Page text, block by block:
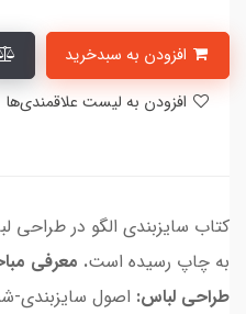
کتاب سایزبندی الگو در طراحی
به چاپ رسیده است. معرفی
طراحی لباس: اصول سایزبندی-